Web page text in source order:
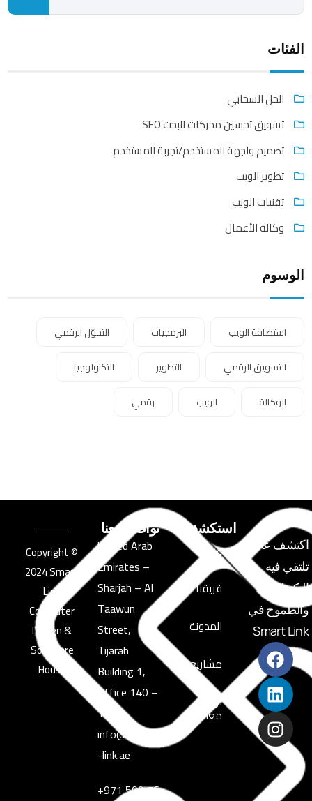
الفئات
الحل السحابي
تسويق تحسين محركات البحث SEO
تصميم واجهة المستخدم/تجربة المستخدم
تطوير الويب
تقنيات الويب
وكالة الأعمال
الوسوم
استضافة الويب البرمجيات التحوّل الرقمي
التسويق الرقمي التطوير التكنولوجيا
الوكالة الويب رقمي
اكتشف عالمًا
تلتقي فيه
التكنولوجيا
والطموح في
Smart Link
استكشف
عنا
فريقنا
المدونة
مشاريعنا
تواصل
معنا
تواصل معنا
United Arab
Emirates –
Sharjah – Al
Taawun
Street,
Tijarah
Building 1,
Office 140 –
139
info@smart
-link.ae
+971 509 76
© Copyright
2024 Smart
Link
Computer
Design &
Software
House